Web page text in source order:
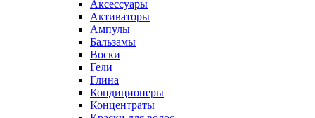
Аксессуары
Активаторы
Ампулы
Бальзамы
Воски
Гели
Глина
Кондиционеры
Концентраты